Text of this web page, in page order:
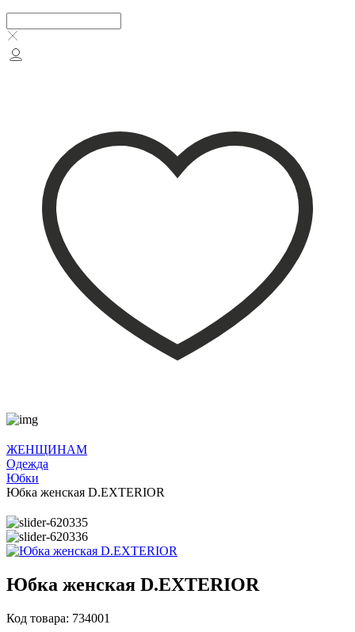
ЖЕНЩИНАМ
Одежда
Юбки
Юбка женская D.EXTERIOR
Юбка женская D.EXTERIOR
Код товара: 734001